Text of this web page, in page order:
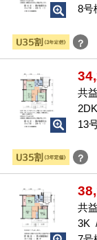
8号
？
共
13
？
共
3K